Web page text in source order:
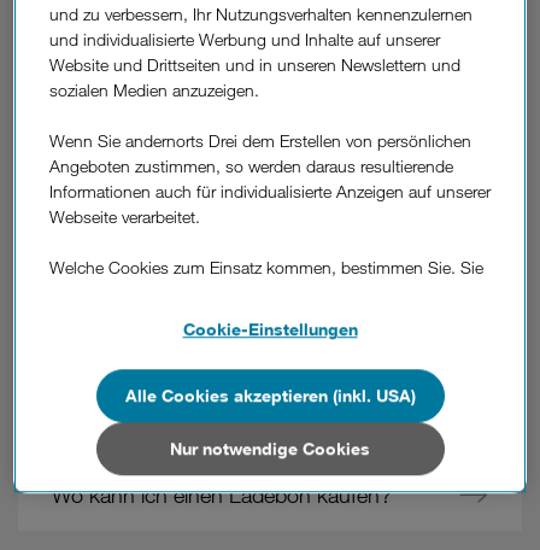
Kann ich Guthaben auch im Ausland
aufladen?
Kann ich mein Guthaben auszahlen
lassen?
erreichbar, auch wenn ich kein Guthaben
habe?
Wo kann ich einen Ladebon kaufen?
und zu verbessern, Ihr Nutzungsverhalten kennenzulernen
und individualisierte Werbung und Inhalte auf unserer
Website und Drittseiten und in unseren Newslettern und
sozialen Medien anzuzeigen.
Wenn Sie andernorts Drei dem Erstellen von persönlichen
Angeboten zustimmen, so werden daraus resultierende
Informationen auch für individualisierte Anzeigen auf unserer
Webseite verarbeitet.
Welche Cookies zum Einsatz kommen, bestimmen Sie. Sie
Wenn Sie allen Cookies zustimmen, werden auch Cookies
von Drittanbietern verarbeitet, die Ihre Daten in Ländern
außerhalb der europäischen Union (z.B. in den USA)
verarbeiten. Sie unterliegen keinem EU-konformen
Datenschutzniveau und es stehen keine wirksamen
Cookie-Einstellungen
Nur notwendige Cookies
Alle Cookies akzeptieren (inkl. USA)